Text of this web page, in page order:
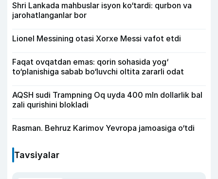
Shri Lankada mahbuslar isyon ko‘tardi: qurbon va
jarohatlanganlar bor
Lionel Messining otasi Xorxe Messi vafot etdi
Faqat ovqatdan emas: qorin sohasida yog‘
to‘planishiga sabab bo‘luvchi oltita zararli odat
AQSH sudi Trampning Oq uyda 400 mln dollarlik bal
zali qurishini blokladi
Rasman. Behruz Karimov Yevropa jamoasiga o‘tdi
Tavsiyalar